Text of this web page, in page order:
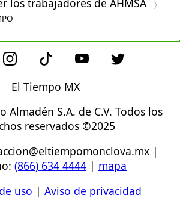
El Tiempo MX
Almadén S.A. de C.V. Todos los
reservados ©2025
|
(866) 634 4444 | mapa
uso | Aviso de privacidad